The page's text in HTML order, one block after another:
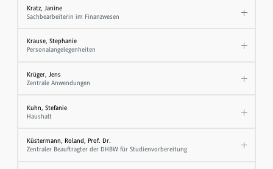
Kratz, Janine
Sachbearbeiterin im Finanzwesen
Krause, Stephanie
Personalangelegenheiten
Krüger, Jens
Zentrale Anwendungen
Kuhn, Stefanie
Haushalt
Küstermann, Roland, Prof. Dr.
Zentraler Beauftragter der DHBW für Studienvorbereitung